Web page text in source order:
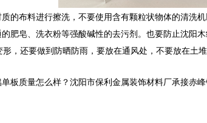
的布料进行擦洗，不要使用含有颗粒状物体的清洗
肥皂、洗衣粉等强酸碱性的去污剂。也要防止沈阳
，还要做到防晒防雨，要放在通风处，不要放在
板质量怎么样？沈阳市保利金属装饰材料厂承接赤